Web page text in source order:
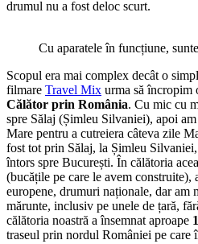
drumul nu a fost deloc scurt.
Cu aparatele în funcțiune,
Scopul era mai complex decât o
filmare Travel Mix urma să încropim
Călător prin România. Cu mic cu
spre Sălaj (Șimleu Silvaniei), apoi
Mare pentru a cutreiera câteva zile
fost tot prin Sălaj, la Șimleu
întors spre București. În călătoria
(bucățile pe care le avem construite),
europene, drumuri naționale, dar am
mărunte, inclusiv pe unele de țară,
călătoria noastră a însemnat aproape
traseul prin nordul României pe care